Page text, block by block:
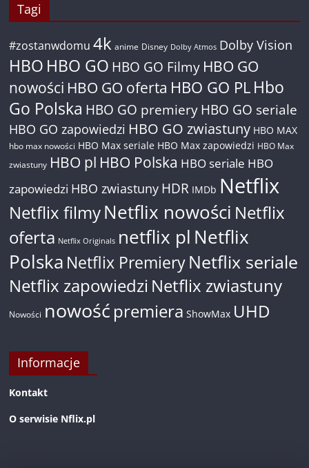
Tagi
#zostanwdomu 4k anime Disney Dolby Atmos Dolby Vision
HBO HBO GO HBO GO Filmy HBO GO
nowości HBO GO oferta HBO GO PL Hbo
Go Polska HBO GO premiery HBO GO seriale
HBO GO zapowiedzi HBO GO zwiastuny HBO MAX
hbo max nowości HBO Max seriale HBO Max zapowiedzi HBO Max
zwiastuny HBO pl HBO Polska HBO seriale HBO
zapowiedzi HBO zwiastuny HDR IMDb Netflix
Netflix filmyNetflix nowości Netflix
oferta Netflix Originals netflix pl Netflix
Polska Netflix PremieryNetflix seriale
Netflix zapowiedzi Netflix zwiastuny
Nowości nowość premiera ShowMax UHD
Informacje
Kontakt
O serwisie Nflix.pl